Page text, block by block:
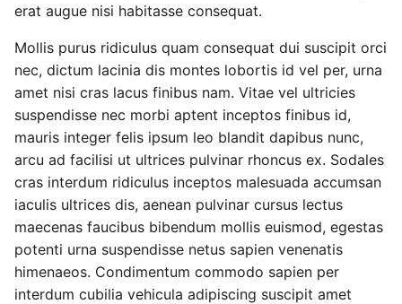
erat augue nisi habitasse consequat.
Mollis purus ridiculus quam consequat dui suscipit orci
nec, dictum lacinia dis montes lobortis id vel per, urna
amet nisi cras lacus finibus nam. Vitae vel ultricies
suspendisse nec morbi aptent inceptos finibus id,
mauris integer felis ipsum leo blandit dapibus nunc,
arcu ad facilisi ut ultrices pulvinar rhoncus ex. Sodales
cras interdum ridiculus inceptos malesuada accumsan
iaculis ultrices dis, aenean pulvinar cursus lectus
maecenas faucibus bibendum mollis euismod, egestas
potenti urna suspendisse netus sapien venenatis
himenaeos. Condimentum commodo sapien per
interdum cubilia vehicula adipiscing suscipit amet